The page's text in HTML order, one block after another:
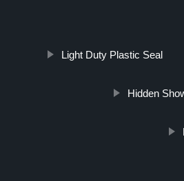
Light Duty Plastic Seal
Hidden